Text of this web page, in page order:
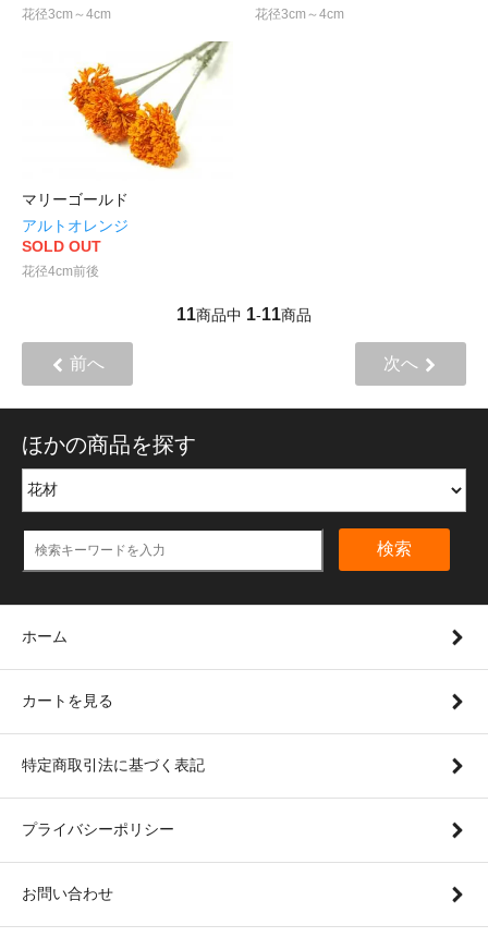
花径3cm～4cm 花径3cm～4cm
マリーゴールド
アルトオレンジ
SOLD OUT
花径4cm前後
11商品中 1-11商品
前へ 次へ
ほかの商品を探す
検索
ホーム
カートを見る
特定商取引法に基づく表記
プライバシーポリシー
お問い合わせ